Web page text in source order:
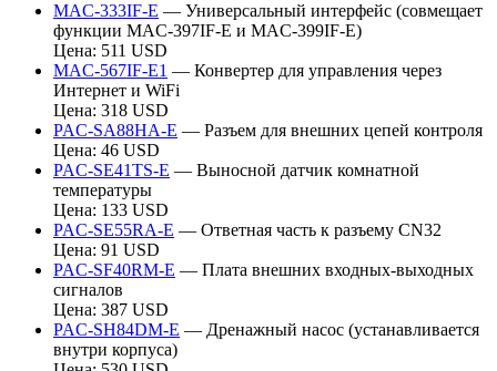
MAC-333IF-E — Универсальный интерфейс (совмещает
функции MAC-397IF-E и MAC-399IF-E)
Цена: 511 USD
MAC-567IF-E1 — Конвертер для управления через
Интернет и WiFi
Цена: 318 USD
PAC-SA88HA-E — Разъем для внешних цепей контроля
Цена: 46 USD
PAC-SE41TS-E — Выносной датчик комнатной
температуры
Цена: 133 USD
PAC-SE55RA-E — Ответная часть к разъему CN32
Цена: 91 USD
PAC-SF40RM-E — Плата внешних входных-выходных
сигналов
Цена: 387 USD
PAC-SH84DM-E — Дренажный насос (устанавливается
внутри корпуса)